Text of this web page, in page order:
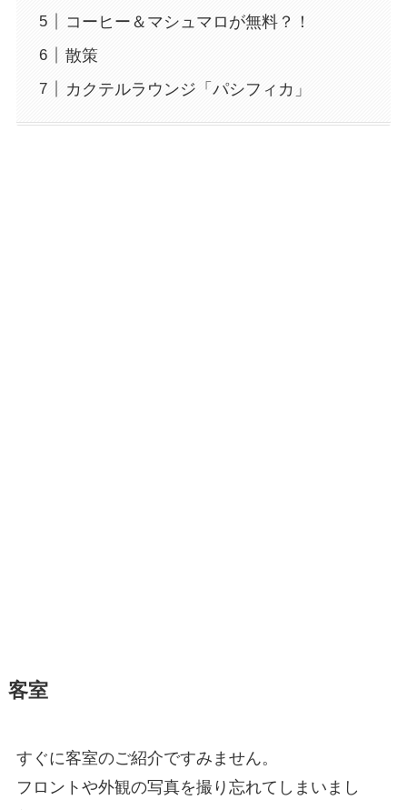
コーヒー＆マシュマロが無料？！
散策
カクテルラウンジ「パシフィカ」
客室
すぐに客室のご紹介ですみません。
フロントや外観の写真を撮り忘れてしまいまし